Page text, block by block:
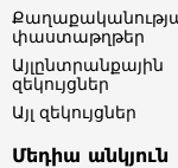
փաստաթղթեր
Այլընտրանքային
զեկույցներ
Այլ զեկույցներ
Մեդիա անկյուն